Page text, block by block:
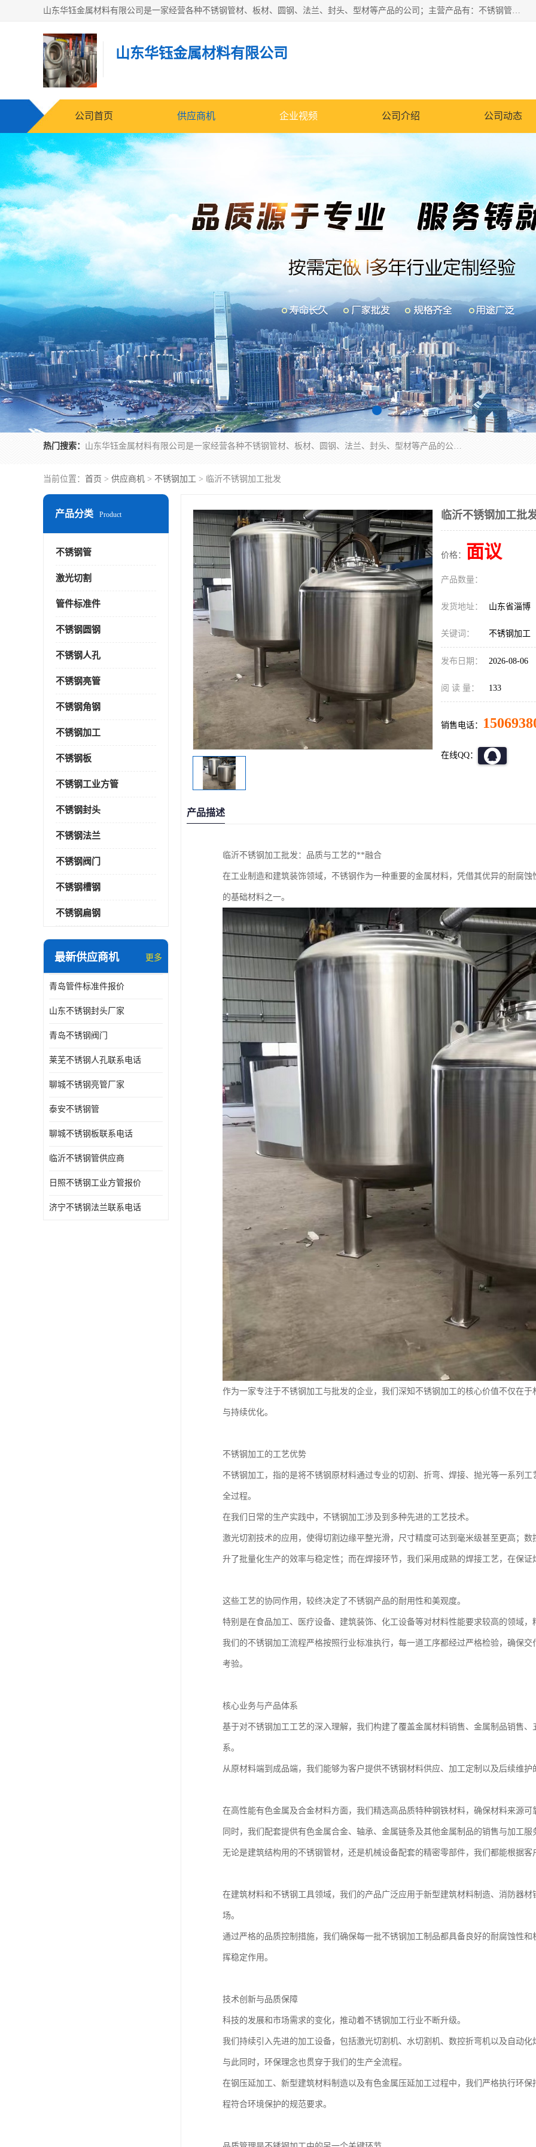
山东华钰金属材料有限公司是一家经营各种不锈钢管材、板材、圆钢、法兰、封头、型材等产品的公司；主营产品有：不锈钢管，激光切割，管件标准件，不锈钢圆钢，不锈钢人孔，不锈钢亮管，不锈钢角钢，不锈钢加工，不锈钢管子，不锈钢工业方管，不锈钢封头，不锈钢法兰，不锈钢阀门，不锈钢槽钢，不锈钢扁钢，不锈钢板等；可为客户制作各种规格的型材及不锈钢配件、非标准件及各种容器具等，能满足客户的不同采购要求。
山东华钰金属材料有限公司
公司首页 供应商机 企业视频 公司介绍 公司动态
热门搜索： 山东华钰金属材料有限公司是一家经营各种不锈钢管材、板材、圆钢、法兰、封头、型材等产品的公司；主营产品有：不锈钢管，激光切割，管件标准件，不锈钢圆钢，不锈钢人孔，不锈钢亮管，不锈钢角钢，不锈钢加工，不锈钢管子，不锈钢工业方管，不锈钢封头，不锈钢法兰，不锈钢阀门，不锈钢槽钢，不锈钢扁钢，不锈钢板等；可为客户制作各种规格的型材及不锈钢配件、非标准件及各种容器具等，能满足客户的不同采购要求。
当前位置： 首页 > 供应商机 > 不锈钢加工 > 临沂不锈钢加工批发
产品分类 Product
不锈钢管
激光切割
管件标准件
不锈钢圆钢
不锈钢人孔
不锈钢亮管
不锈钢角钢
不锈钢加工
不锈钢板
不锈钢工业方管
不锈钢封头
不锈钢法兰
不锈钢阀门
不锈钢槽钢
不锈钢扁钢
最新供应商机 更多
青岛管件标准件报价
山东不锈钢封头厂家
青岛不锈钢阀门
莱芜不锈钢人孔联系电话
聊城不锈钢亮管厂家
泰安不锈钢管
聊城不锈钢板联系电话
临沂不锈钢管供应商
日照不锈钢工业方管报价
济宁不锈钢法兰联系电话
临沂不锈钢加工批
价格： 面议
产品数量：
发货地址： 山东省淄博
关键词： 不锈钢加工
发布日期： 2026-08-06
阅 读 量： 133
销售电话：
在线QQ：
产品描述
临沂不锈钢加工批发：品质与工艺的**融合
在工业制造和建筑装饰领域，不锈钢作为一种重要的金属材料，凭借其优异的耐腐
的基础材料之一。
作为一家专注于不锈钢加工与批发的企业，我们深知不锈钢加工的核心价值不仅在
与持续优化。
不锈钢加工的工艺优势
不锈钢加工，指的是将不锈钢原材料通过专业的切割、折弯、焊接、抛光等一系列
全过程。
在我们日常的生产实践中，不锈钢加工涉及到多种先进的工艺技术。
激光切割技术的应用，使得切割边缘平整光滑，尺寸精度可达到毫米级甚至更高；
升了批量化生产的效率与稳定性；而在焊接环节，我们采用成熟的焊接工艺，在保
这些工艺的协同作用，较终决定了不锈钢产品的耐用性和美观度。
特别是在食品加工、医疗设备、建筑装饰、化工设备等对材料性能要求较高的领域
我们的不锈钢加工流程严格按照行业标准执行，每一道工序都经过严格检验，确保
考验。
核心业务与产品体系
基于对不锈钢加工工艺的深入理解，我们构建了覆盖金属材料销售、金属制品销售
系。
从原材料端到成品端，我们能够为客户提供不锈钢材料供应、加工定制以及后续维护
在高性能有色金属及合金材料方面，我们精选高品质特种钢铁材料，确保材料来源可
同时，我们配套提供有色金属合金、轴承、金属链条及其他金属制品的销售与加工
无论是建筑结构用的不锈钢管材，还是机械设备配套的精密零部件，我们都能根据
在建筑材料和不锈钢工具领域，我们的产品广泛应用于新型建筑材料制造、消防器
场。
通过严格的品质控制措施，我们确保每一批不锈钢加工制品都具备良好的耐腐蚀性
挥稳定作用。
技术创新与品质保障
科技的发展和市场需求的变化，推动着不锈钢加工行业不断升级。
我们持续引入先进的加工设备，包括激光切割机、水切割机、数控折弯机以及自动
与此同时，环保理念也贯穿于我们的生产全流程。
在钢压延加工、新型建筑材料制造以及有色金属压延加工过程中，我们严格执行环
程符合环境保护的规范要求。